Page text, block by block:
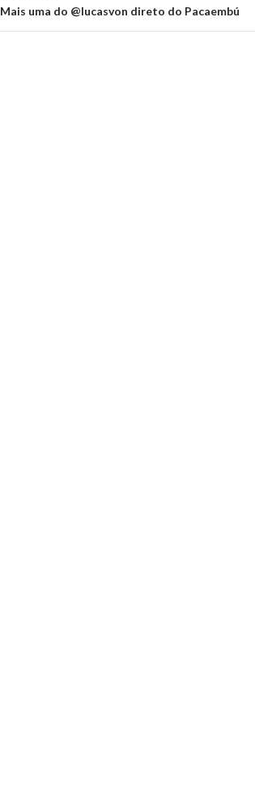
Mais uma do @lucasvon direto do Pacaembú